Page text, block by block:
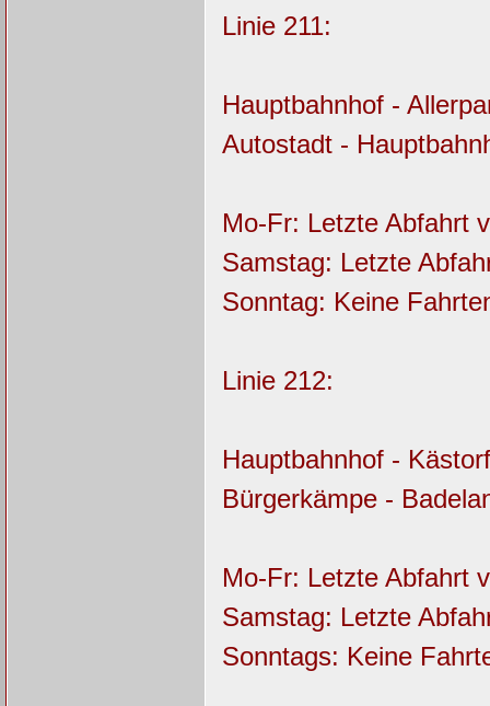
Linie 211:
Hauptbahnhof -
Autostadt -
Mo-Fr: Letzte Abfahrt
Samstag: Letzte
Sonntag: Keine
Linie 212:
Hauptbahnhof -
Bürgerkämpe -
Mo-Fr: Letzte Abfahrt
Samstag: Letzte
Sonntags: Keine